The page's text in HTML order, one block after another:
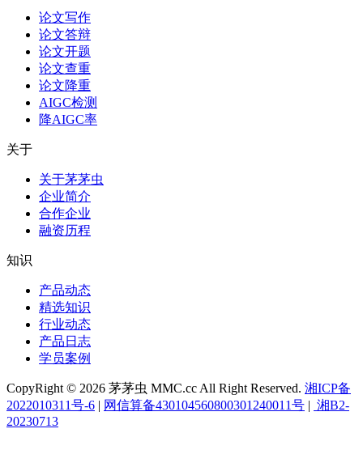
论文写作
论文答辩
论文开题
论文查重
论文降重
AIGC检测
降AIGC率
关于
关于茅茅虫
企业简介
合作企业
融资历程
知识
产品动态
精选知识
行业动态
产品日志
学员案例
CopyRight © 2026 茅茅虫 MMC.cc All Right Reserved. 湘ICP备
2022010311号-6 | 网信算备430104560800301240011号 | 湘B2-
20230713